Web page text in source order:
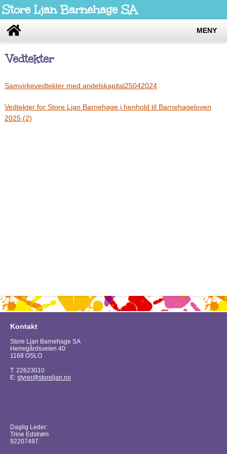
Store Ljan Barnehage SA
MENY
Vedtekter
Samvirkevedtekter med andelskapital25042024
Vedtekter for Store Ljan Barnehage i henhold til Barnehageloven
2025 (2)
Kontakt
Store Ljan Barnehage SA
Herregårdsveien 40
1168 OSLO
T: 22623010
E: styrer@storeljan.no
Daglig Leder:
Trine Edstrøm
92207497